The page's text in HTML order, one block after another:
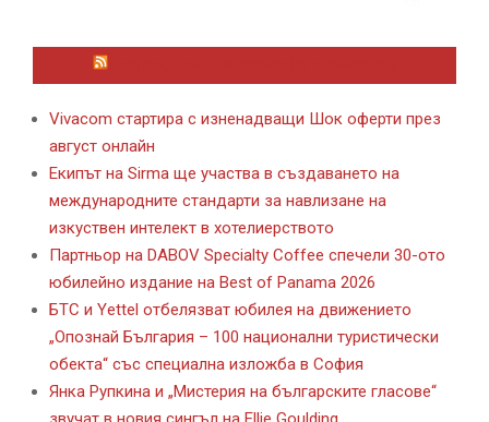
Vivacom стартира с изненадващи Шок оферти през
август онлайн
Екипът на Sirma ще участва в създаването на
международните стандарти за навлизане на
изкуствен интелект в хотелиерството
Партньор на DABOV Specialty Coffee спечели 30-ото
юбилейно издание на Best of Panama 2026
БТС и Yettel отбелязват юбилея на движението
„Опознай България – 100 национални туристически
обекта“ със специална изложба в София
Янка Рупкина и „Мистерия на българските гласове“